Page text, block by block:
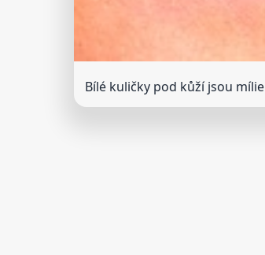
Bílé kuličky pod kůží jsou mílie